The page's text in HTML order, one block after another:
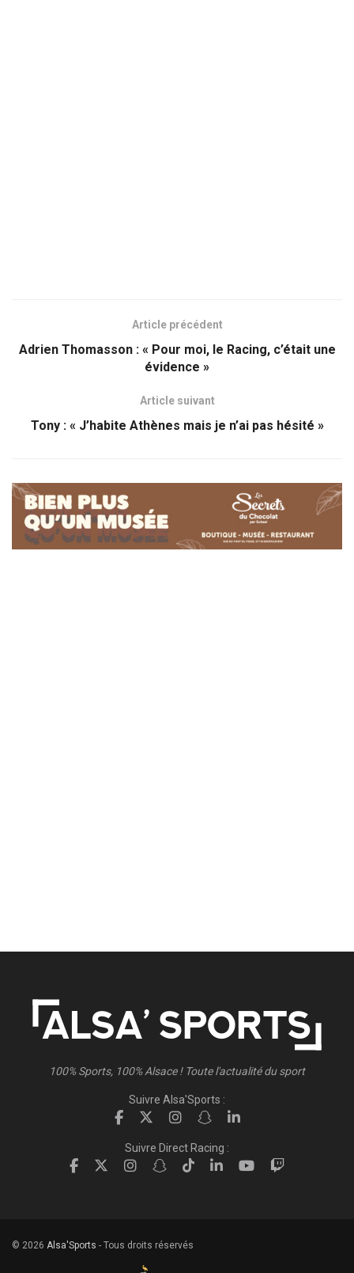
Article précédent
Adrien Thomasson : « Pour moi, le Racing, c’était une
évidence »
Article suivant
Tony : « J’habite Athènes mais je n’ai pas hésité »
100% Sports, 100% Alsace ! Toute l'actualité du sport
Suivre Alsa'Sports :
Suivre Direct Racing :
© 2026 Alsa'Sports - Tous droits réservés